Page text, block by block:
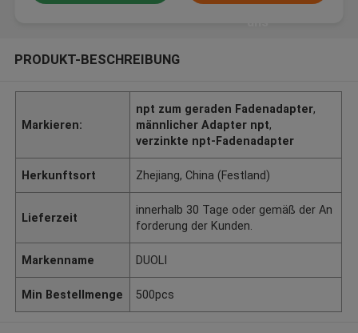
PRODUKT-BESCHREIBUNG
Markieren:
npt zum geraden Fadenadapter,
männlicher Adapter npt,
verzinkte npt-Fadenadapter
Herkunftsort Zhejiang, China (Festland)
Lieferzeit
innerhalb 30 Tage oder gemäß der An
forderung der Kunden.
Markenname DUOLI
Min Bestellmenge 500pcs